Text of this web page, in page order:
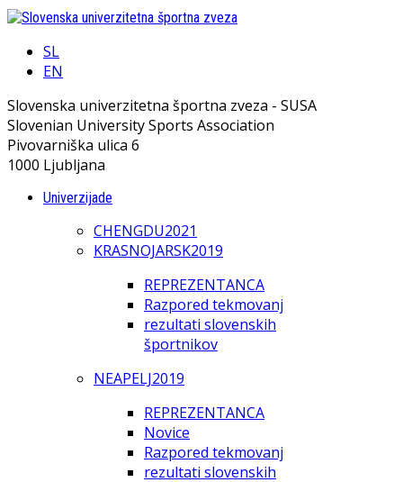
SL
EN
Slovenska univerzitetna športna zveza - SUSA
Slovenian University Sports Association
Pivovarniška ulica 6
1000 Ljubljana
Univerzijade
CHENGDU2021
KRASNOJARSK2019
REPREZENTANCA
Razpored tekmovanj
rezultati slovenskih
športnikov
NEAPELJ2019
REPREZENTANCA
Novice
Razpored tekmovanj
rezultati slovenskih